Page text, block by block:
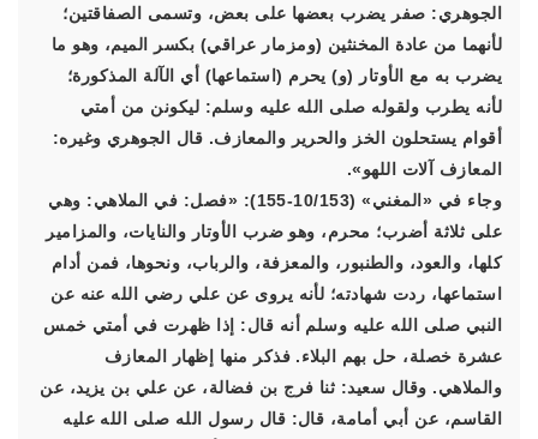
الجوهري: صفر يضرب بعضها على بعض، وتسمى الصفاقتين؛
لأنهما من عادة المخنثين (ومزمار عراقي) بكسر الميم، وهو ما
يضرب به مع الأوتار (و) يحرم (استماعها) أي الآلة المذكورة؛
لأنه يطرب ولقوله صلى الله عليه وسلم: ليكونن من أمتي
أقوام يستحلون الخز والحرير والمعازف. قال الجوهري وغيره:
المعازف آلات اللهو».
وجاء في «المغني» (10/153-155): «فصل: في الملاهي: وهي
على ثلاثة أضرب؛ محرم، وهو ضرب الأوتار والنايات، والمزامير
كلها، والعود، والطنبور، والمعزفة، والرباب، ونحوها، فمن أدام
استماعها، ردت شهادته؛ لأنه يروى عن علي رضي الله عنه عن
النبي صلى الله عليه وسلم أنه قال: إذا ظهرت في أمتي خمس
عشرة خصلة، حل بهم البلاء. فذكر منها إظهار المعازف
والملاهي. وقال سعيد: ثنا فرج بن فضالة، عن علي بن يزيد، عن
القاسم، عن أبي أمامة، قال: قال رسول الله صلى الله عليه